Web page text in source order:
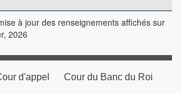
à jour des renseignements affichés sur
2026
d'appel Cour du Banc du Roi